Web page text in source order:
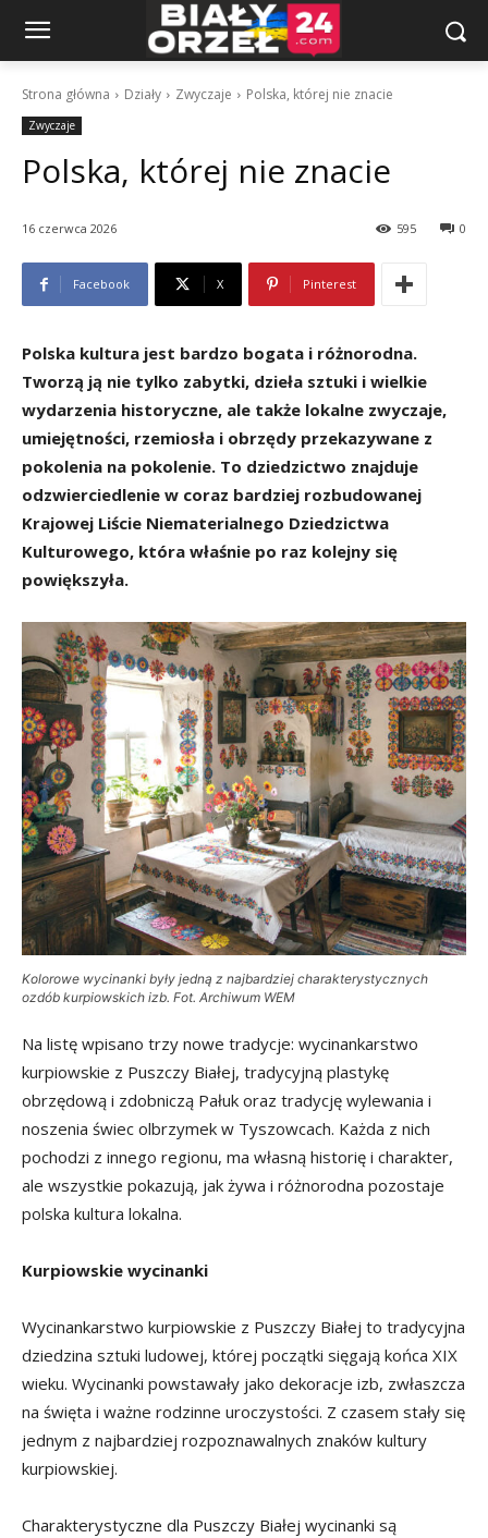
Strona główna Działy Zwyczaje Polska, której nie znacie
Zwyczaje
Polska, której nie znacie
16 czerwca 2026 0
595
Facebook X Pinterest
Polska kultura jest bardzo bogata i różnorodna.
Tworzą ją nie tylko zabytki, dzieła sztuki i wielkie
wydarzenia historyczne, ale także lokalne zwyczaje,
umiejętności, rzemiosła i obrzędy przekazywane z
pokolenia na pokolenie. To dziedzictwo znajduje
odzwierciedlenie w coraz bardziej rozbudowanej
Krajowej Liście Niematerialnego Dziedzictwa
Kulturowego, która właśnie po raz kolejny się
powiększyła.
Kolorowe wycinanki były jedną z najbardziej charakterystycznych
ozdób kurpiowskich izb. Fot. Archiwum WEM
Na listę wpisano trzy nowe tradycje: wycinankarstwo
kurpiowskie z Puszczy Białej, tradycyjną plastykę
obrzędową i zdobniczą Pałuk oraz tradycję wylewania i
noszenia świec olbrzymek w Tyszowcach. Każda z nich
pochodzi z innego regionu, ma własną historię i charakter,
ale wszystkie pokazują, jak żywa i różnorodna pozostaje
polska kultura lokalna.
Kurpiowskie wycinanki
Wycinankarstwo kurpiowskie z Puszczy Białej to tradycyjna
dziedzina sztuki ludowej, której początki sięgają końca XIX
wieku. Wycinanki powstawały jako dekoracje izb, zwłaszcza
na święta i ważne rodzinne uroczystości. Z czasem stały się
jednym z najbardziej rozpoznawalnych znaków kultury
kurpiowskiej.
Charakterystyczne dla Puszczy Białej wycinanki są